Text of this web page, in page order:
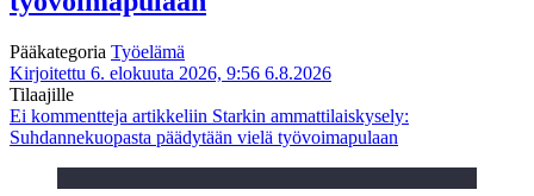
Pääkategoria Työelämä
Kirjoitettu 6. elokuuta 2026, 9:56 6.8.2026
Tilaajille
Ei kommentteja artikkeliin Starkin ammattilaiskysely:
Suhdannekuopasta päädytään vielä työvoimapulaan